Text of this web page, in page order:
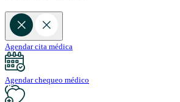
Agendar cita médica
Agendar chequeo médico